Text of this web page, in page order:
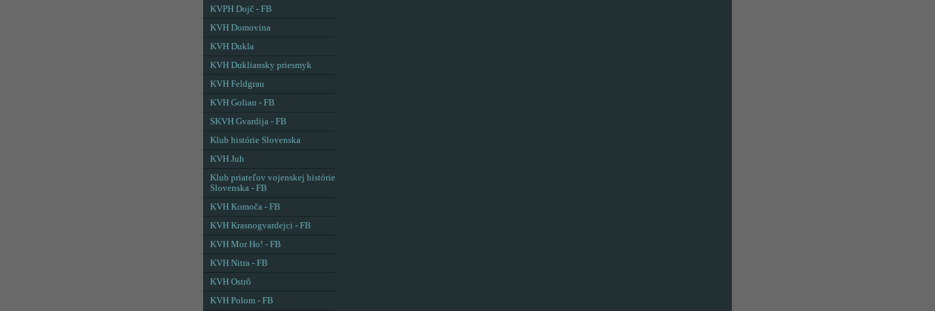
KVPH Dojč - FB
KVH Domovina
KVH Dukla
KVH Dukliansky priesmyk
KVH Feldgrau
KVH Golian - FB
SKVH Gvardija - FB
Klub histórie Slovenska
KVH Juh
Klub priateľov vojenskej histórie
Slovenska - FB
KVH Komoča - FB
KVH Krasnogvardejci - FB
KVH Mor Ho! - FB
KVH Nitra - FB
KVH Ostrô
KVH Polom - FB